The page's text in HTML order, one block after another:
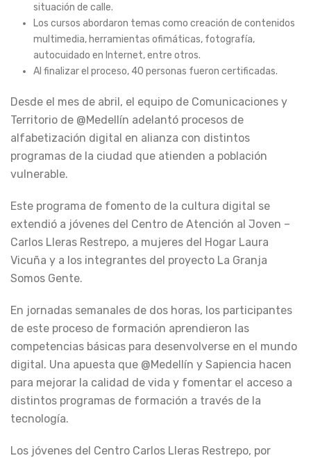
situación de calle.
Los cursos abordaron temas como creación de contenidos
multimedia, herramientas ofimáticas, fotografía,
autocuidado en Internet, entre otros.
Al finalizar el proceso, 40 personas fueron certificadas.
Desde el mes de abril, el equipo de Comunicaciones y
Territorio de @Medellín adelantó procesos de
alfabetización digital en alianza con distintos
programas de la ciudad que atienden a población
vulnerable.
Este programa de fomento de la cultura digital se
extendió a jóvenes del Centro de Atención al Joven –
Carlos Lleras Restrepo, a mujeres del Hogar Laura
Vicuña y a los integrantes del proyecto La Granja
Somos Gente.
En jornadas semanales de dos horas, los participantes
de este proceso de formación aprendieron las
competencias básicas para desenvolverse en el mundo
digital. Una apuesta que @Medellín y Sapiencia hacen
para mejorar la calidad de vida y fomentar el acceso a
distintos programas de formación a través de la
tecnología.
Los jóvenes del Centro Carlos Lleras Restrepo, por